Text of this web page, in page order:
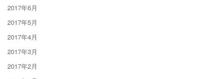
2017年6月
2017年5月
2017年4月
2017年3月
2017年2月